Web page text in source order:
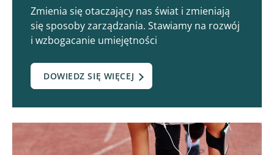
Zmienia się otaczający nas świat i zmieniają
się sposoby zarządzania. Stawiamy na rozwój
i wzbogacanie umiejętności
DOWIEDZ SIĘ WIĘCEJ